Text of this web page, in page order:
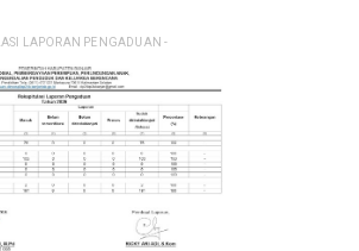
LAPORAN PENGADUAN -